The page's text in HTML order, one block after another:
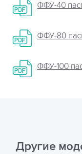
ФФУ-40
ФФУ-80
ФФУ-100
Другие